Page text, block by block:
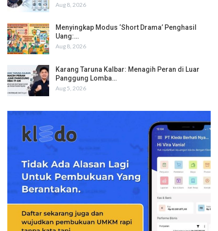
Aug 8, 2026
Menyingkap Modus ‘Short Drama’ Penghasil
Uang:…
Aug 8, 2026
Karang Taruna Kalbar: Menagih Peran di Luar
Panggung Lomba…
Aug 5, 2026